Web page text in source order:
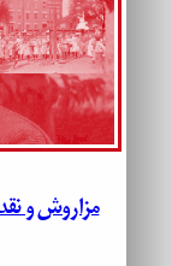
مزاروش و